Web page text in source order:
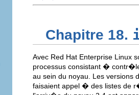
Chapitre 18.
Avec Red Hat Enterprise
processus consistant �
au sein du noyau. Les
faisaient appel � des listes de